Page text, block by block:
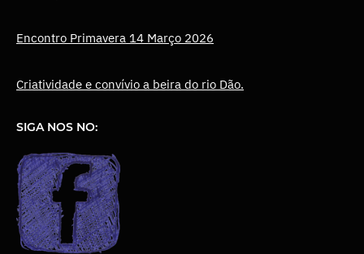
Encontro Primavera 14 Março 2026
Criatividade e convívio a beira do rio Dão.
SIGA NOS NO: